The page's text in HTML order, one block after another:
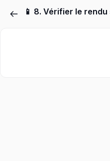
📱 8. Vérifier le